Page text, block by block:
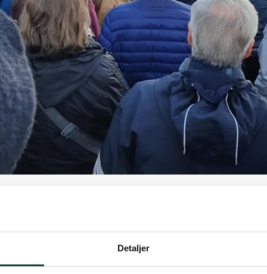
Detaljer
Opdal (i permisjon)
23.08.2024 09:36